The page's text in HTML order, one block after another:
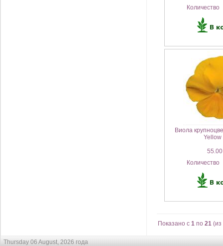
Количество
Виола
Количество
Показано с 1 по 21 (из
Thursday 06 August, 2026 года